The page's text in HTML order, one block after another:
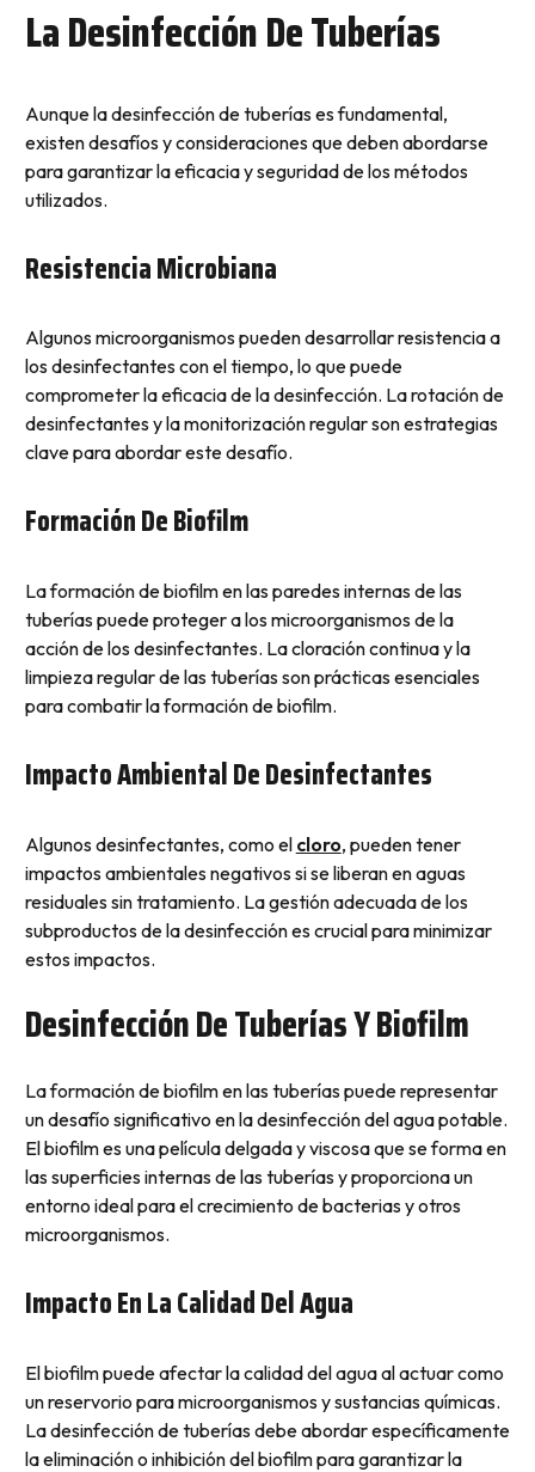
La Desinfección De Tuberías
Aunque la desinfección de tuberías es fundamental,
existen desafíos y consideraciones que deben abordarse
para garantizar la eficacia y seguridad de los métodos
utilizados.
Resistencia Microbiana
Algunos microorganismos pueden desarrollar resistencia a
los desinfectantes con el tiempo, lo que puede
comprometer la eficacia de la desinfección. La rotación de
desinfectantes y la monitorización regular son estrategias
clave para abordar este desafío.
Formación De Biofilm
La formación de biofilm en las paredes internas de las
tuberías puede proteger a los microorganismos de la
acción de los desinfectantes. La cloración continua y la
limpieza regular de las tuberías son prácticas esenciales
para combatir la formación de biofilm.
Impacto Ambiental De Desinfectantes
Algunos desinfectantes, como el cloro, pueden tener
impactos ambientales negativos si se liberan en aguas
residuales sin tratamiento. La gestión adecuada de los
subproductos de la desinfección es crucial para minimizar
estos impactos.
Desinfección De Tuberías Y Biofilm
La formación de biofilm en las tuberías puede representar
un desafío significativo en la desinfección del agua potable.
El biofilm es una película delgada y viscosa que se forma en
las superficies internas de las tuberías y proporciona un
entorno ideal para el crecimiento de bacterias y otros
microorganismos.
Impacto En La Calidad Del Agua
El biofilm puede afectar la calidad del agua al actuar como
un reservorio para microorganismos y sustancias químicas.
La desinfección de tuberías debe abordar específicamente
la eliminación o inhibición del biofilm para garantizar la